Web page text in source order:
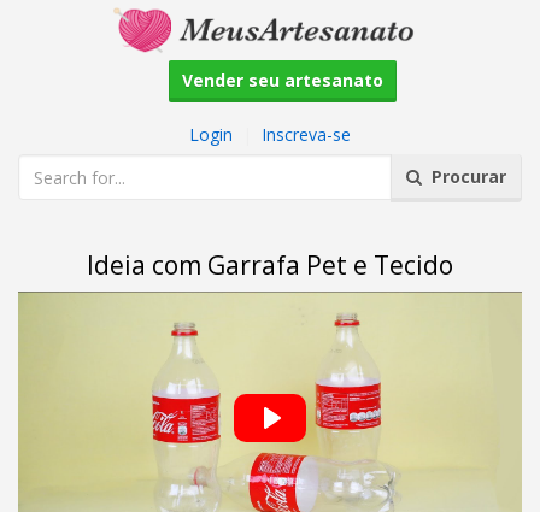
Vender seu artesanato
Login
Inscreva-se
Procurar
Ideia com Garrafa Pet e Tecido